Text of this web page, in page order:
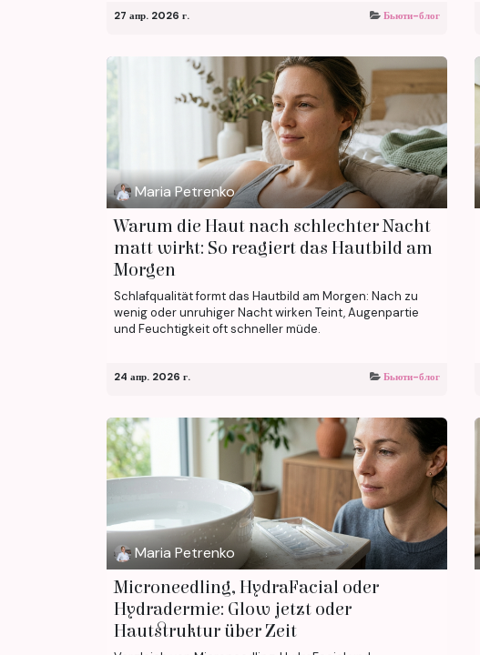
27 апр. 2026 г. Бьюти-блог
Maria Petrenko
Warum die Haut nach schlechter Nacht
matt wirkt: So reagiert das Hautbild am
Morgen
Schlafqualität formt das Hautbild am Morgen: Nach zu
wenig oder unruhiger Nacht wirken Teint, Augenpartie
und Feuchtigkeit oft schneller müde.
24 апр. 2026 г. Бьюти-блог
Maria Petrenko
Microneedling, HydraFacial oder
Hydradermie: Glow jetzt oder
Hautstruktur über Zeit